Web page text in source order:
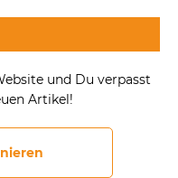
und Du verpasst
Artikel!